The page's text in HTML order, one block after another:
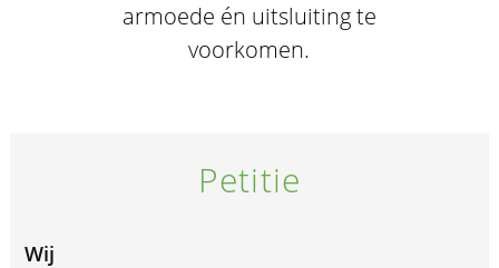
armoede én uitsluiting te
voorkomen.
Petitie
Wij